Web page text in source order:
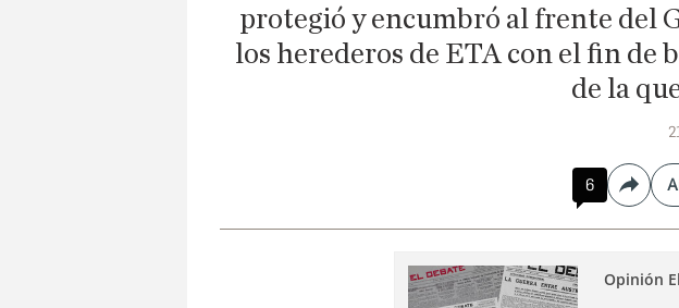
protegió y encumbró al frente del
los herederos de ETA con el fin de
de la
6